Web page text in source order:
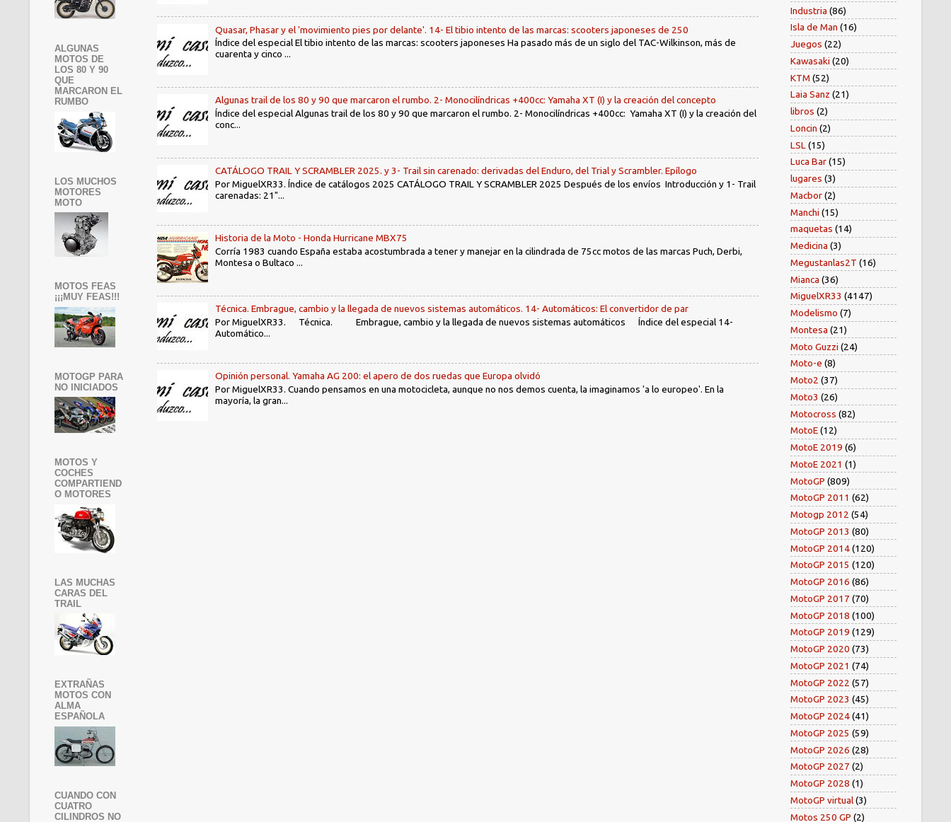
Quasar, Phasar y el 'movimiento pies por delante'. 14- El tibio intento de las marcas: scooters japoneses de 250
Índice del especial El tibio intento de las marcas: scooters japoneses Ha pasado más de un siglo del TAC-Wilkinson, más de
cuarenta y cinco ...
Algunas trail de los 80 y 90 que marcaron el rumbo. 2- Monocilíndricas +400cc: Yamaha XT (I) y la creación del concepto
Índice del especial Algunas trail de los 80 y 90 que marcaron el rumbo. 2- Monocilíndricas +400cc: Yamaha XT (I) y la creación del
conc...
CATÁLOGO TRAIL Y SCRAMBLER 2025. y 3- Trail sin carenado: derivadas del Enduro, del Trial y Scrambler. Epílogo
Por MiguelXR33. Índice de catálogos 2025 CATÁLOGO TRAIL Y SCRAMBLER 2025 Después de los envíos Introducción y 1- Trail
carenadas: 21"...
Historia de la Moto - Honda Hurricane MBX75
Corría 1983 cuando España estaba acostumbrada a tener y manejar en la cilindrada de 75cc motos de las marcas Puch, Derbi,
Montesa o Bultaco ...
Técnica. Embrague, cambio y la llegada de nuevos sistemas automáticos. 14- Automáticos: El convertidor de par
Por MiguelXR33. Técnica. Embrague, cambio y la llegada de nuevos sistemas automáticos Índice del especial 14-
Automático...
Opinión personal. Yamaha AG 200: el apero de dos ruedas que Europa olvidó
Por MiguelXR33. Cuando pensamos en una motocicleta, aunque no nos demos cuenta, la imaginamos 'a lo europeo'. En la
mayoría, la gran...
ALGUNAS
MOTOS DE
LOS 80 Y 90
QUE
MARCARON EL
RUMBO
LOS MUCHOS
MOTORES
MOTO
MOTOS FEAS
¡¡¡MUY FEAS!!!
MOTOGP PARA
NO INICIADOS
MOTOS Y
COCHES
COMPARTIEND
O MOTORES
LAS MUCHAS
CARAS DEL
TRAIL
EXTRAÑAS
MOTOS CON
ALMA
ESPAÑOLA
CUANDO CON
CUATRO
CILINDROS NO
Industria (86)
Isla de Man (16)
Juegos (22)
Kawasaki (20)
KTM (52)
Laia Sanz (21)
libros (2)
Loncin (2)
LSL (15)
Luca Bar(15)
lugares (3)
Macbor(2)
Manchi (15)
maquetas (14)
Medicina (3)
Megustanlas2T (16)
Mianca (36)
MiguelXR33 (4147)
Modelismo (7)
Montesa (21)
Moto Guzzi (24)
Moto-e (8)
Moto2 (37)
Moto3 (26)
Motocross (82)
MotoE(12)
MotoE 2019 (6)
MotoE 2021 (1)
MotoGP (809)
MotoGP 2011 (62)
Motogp 2012 (54)
MotoGP 2013 (80)
MotoGP 2014(120)
MotoGP 2015 (120)
MotoGP 2016 (86)
MotoGP 2017 (70)
MotoGP 2018 (100)
MotoGP 2019 (129)
MotoGP 2020 (73)
MotoGP 2021 (74)
MotoGP 2022 (57)
MotoGP 2023 (45)
MotoGP 2024(41)
MotoGP 2025 (59)
MotoGP 2026 (28)
MotoGP 2027 (2)
MotoGP 2028 (1)
MotoGP virtual(3)
Motos 250 GP (2)